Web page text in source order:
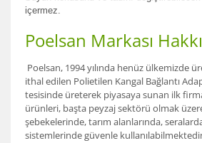
içermez.
Poelsan Markası
Poelsan, 1994 yılında henüz ülkemizde
ithal edilen Polietilen Kangal Bağlantı
tesisinde üreterek piyasaya sunan ilk
ürünleri, başta peyzaj sektörü olmak
şebekelerinde, tarım alanlarında,
sistemlerinde güvenle